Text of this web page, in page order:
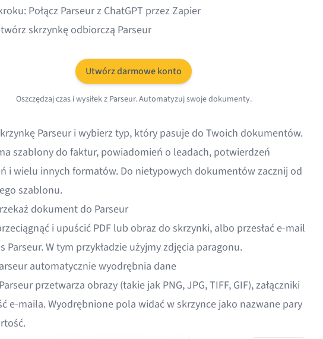
Połącz Parseur z ChatGPT przez Zapier
skrzynkę odbiorczą Parseur
Utwórz darmowe konto
Oszczędzaj czas i wysiłek z Parseur. Automatyzuj swoje dokumenty.
Parseuri wybierz typ, który pasuje do Twoich dokumentów.
szablony do faktur, powiadomień o leadach, potwierdzeń
i wielu innych formatów. Do nietypowych dokumentów zacznij od
szablonu.
dokument do Parseur
i upuścić PDF lub obraz do skrzynki, albo przesłać e-mail
Parseur. W tym przykładzie użyjmy zdjęcia paragonu.
automatycznie wyodrębnia dane
przetwarza obrazy(takie jak PNG, JPG, TIFF, GIF), załączniki
e-maila. Wyodrębnione pola widać w skrzynce jako nazwane pary